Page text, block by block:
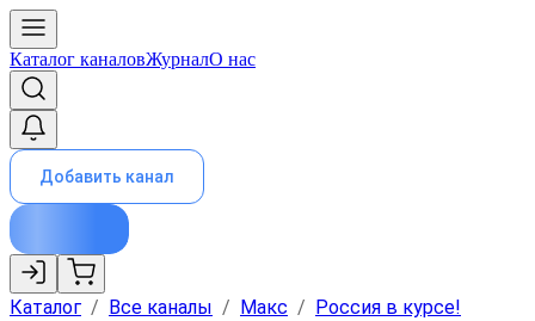
Каталог каналовЖурналО нас
Добавить канал
Каталог / Все каналы / Макс / Россия в курсе!